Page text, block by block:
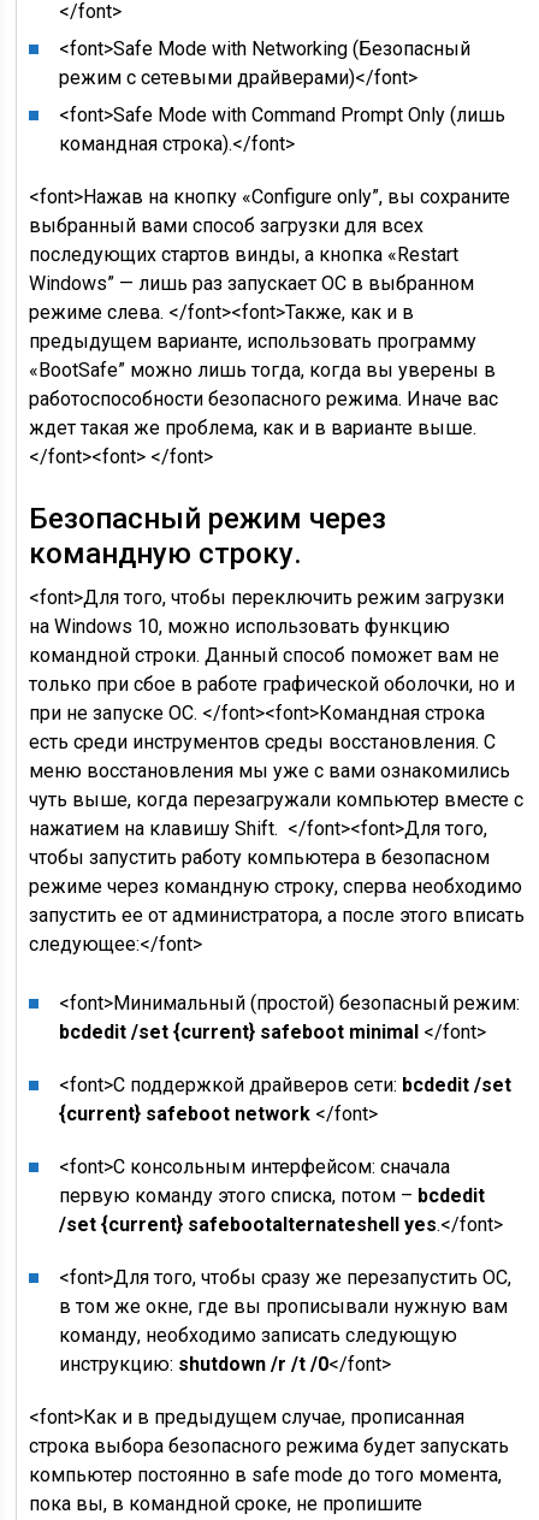
</font>
<font>Safe Mode with Networking (Безопасный
режим с сетевыми драйверами)</font>
<font>Safe Mode with Command Prompt Only (лишь
командная строка).</font>
<font>Нажав на кнопку «Configure only”, вы сохраните
выбранный вами способ загрузки для всех
последующих стартов винды, а кнопка «Restart
Windows” — лишь раз запускает ОС в выбранном
режиме слева. </font><font>Также, как и в
предыдущем варианте, использовать программу
«BootSafe” можно лишь тогда, когда вы уверены в
работоспособности безопасного режима. Иначе вас
ждет такая же проблема, как и в варианте выше.
</font><font> </font>
Безопасный режим через
командную строку.
<font>Для того, чтобы переключить режим загрузки
на Windows 10, можно использовать функцию
командной строки. Данный способ поможет вам не
только при сбое в работе графической оболочки, но и
при не запуске ОС. </font><font>Командная строка
есть среди инструментов среды восстановления. С
меню восстановления мы уже с вами ознакомились
чуть выше, когда перезагружали компьютер вместе с
нажатием на клавишу Shift. </font><font>Для того,
чтобы запустить работу компьютера в безопасном
режиме через командную строку, сперва необходимо
запустить ее от администратора, а после этого вписать
следующее:</font>
<font>Минимальный (простой) безопасный режим:
bcdedit /set {current} safeboot minimal </font>
<font>С поддержкой драйверов сети: bcdedit /set
{current} safeboot network </font>
<font>С консольным интерфейсом: сначала
первую команду этого списка, потом – bcdedit
/set {current} safebootalternateshell yes.</font>
<font>Для того, чтобы сразу же перезапустить ОС,
в том же окне, где вы прописывали нужную вам
команду, необходимо записать следующую
инструкцию: shutdown /r /t /0</font>
<font>Как и в предыдущем случае, прописанная
строка выбора безопасного режима будет запускать
компьютер постоянно в safe mode до того момента,
пока вы, в командной сроке, не пропишите